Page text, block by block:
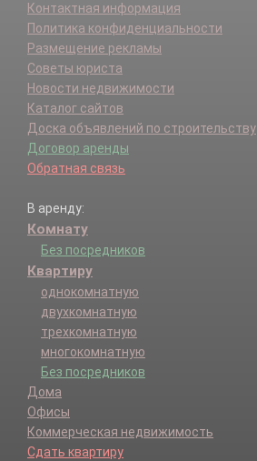
Контактная информация
Политика конфиденциальности
Размещение рекламы
Советы юриста
Новости недвижимости
Каталог сайтов
Доска объявлений по строительству
Договор аренды
Обратная связь
В аренду:
Комнату
Без посредников
Квартиру
однокомнатную
двухкомнатную
трехкомнатную
многокомнатную
Без посредников
Дома
Офисы
Коммерческая недвижимость
Сдать квартиру